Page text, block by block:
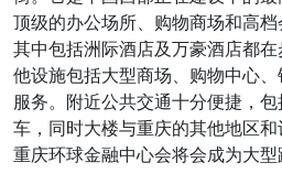
顶级的办公场所、购物商场和高档
其中包括洲际酒店及万豪酒店都
他设施包括大型商场、购物中心
服务。附近公共交通十分便捷，
车，同时大楼与重庆的其他地区
重庆环球金融中心会将会成为大型